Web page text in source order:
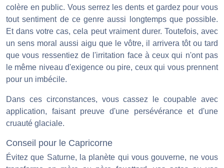
colère en public. Vous serrez les dents et gardez pour vous
tout sentiment de ce genre aussi longtemps que possible.
Et dans votre cas, cela peut vraiment durer. Toutefois, avec
un sens moral aussi aigu que le vôtre, il arrivera tôt ou tard
que vous ressentiez de l'irritation face à ceux qui n'ont pas
le même niveau d'exigence ou pire, ceux qui vous prennent
pour un imbécile.
Dans ces circonstances, vous cassez le coupable avec
application, faisant preuve d'une persévérance et d'une
cruauté glaciale.
Conseil pour le Capricorne
Évitez que Saturne, la planète qui vous gouverne, ne vous